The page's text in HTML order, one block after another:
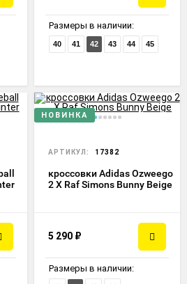
Размеры в наличии:
40 41 42 43 44 45
НОВИНКА
АРТИКУЛ: 17382
кроссовки Adidas Ozweego
2 X Raf Simons Bunny Beige
5 290 ₽
Размеры в наличии: